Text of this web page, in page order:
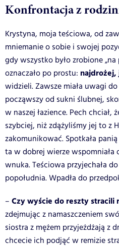
Konfrontacja z
Krystyna, moja teściowa, od
mniemanie o sobie i swojej
gdy wszystko było zrobione
oznaczało po prostu:
widzieli. Zawsze miała uwagi
począwszy od sukni ślubnej,
w naszej łazience. Pech chciał,
szybciej, niż zdążyliśmy jej to z
zakomunikować. Spotkała
ta w dobrej wierze wspomniała
wnuka. Teściowa przyjechała
popołudnia. Wpadła do
– Czy wyście do reszty stracili
zdejmując z namaszczeniem
siostra z mężem przyjeżdżają z
chcecie ich podjąć w remizie